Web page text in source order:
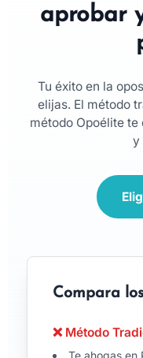
aprobar
Tu éxito en la
elijas. El método
método Opoélite
y
Compara
❌ Método
Te ahogas en